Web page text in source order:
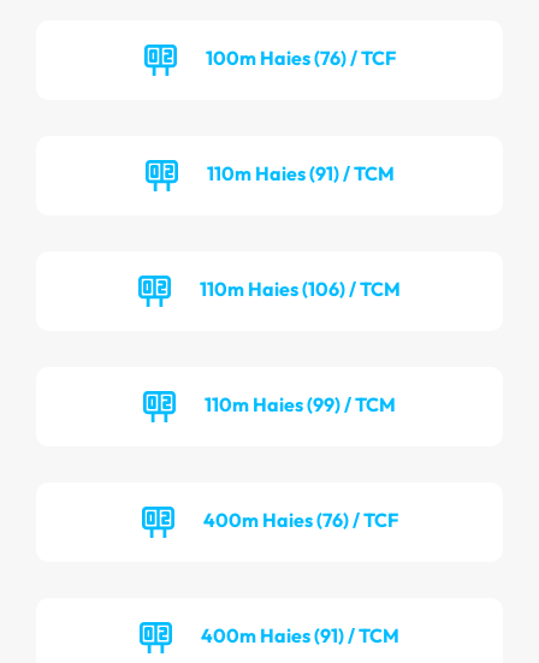
100m Haies (76) / TCF
110m Haies (91) / TCM
110m Haies (106) / TCM
110m Haies (99) / TCM
400m Haies (76) / TCF
400m Haies (91) / TCM